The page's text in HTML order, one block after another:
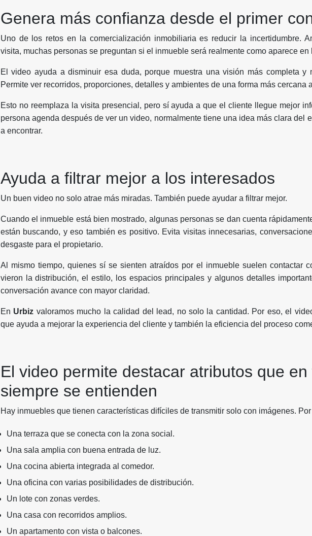
Genera más confianza desde el primer
Uno de los retos en la comercialización inmobiliaria es reducir la incertidumbre.
visita, muchas personas se preguntan si el inmueble será realmente como aparece en
El video ayuda a disminuir esa duda, porque muestra una visión más completa y
Permite ver recorridos, proporciones, detalles y ambientes de una forma más cercana
Esto no reemplaza la visita presencial, pero sí ayuda a que el cliente llegue mejor
persona agenda después de ver un video, normalmente tiene una idea más clara del
a encontrar.
Ayuda a filtrar mejor a los interesados
Un buen video no solo atrae más miradas. También puede ayudar a filtrar mejor.
Cuando el inmueble está bien mostrado, algunas personas se dan cuenta
están buscando, y eso también es positivo. Evita visitas innecesarias,
desgaste para el propietario.
Al mismo tiempo, quienes sí se sienten atraídos por el inmueble suelen contactar
vieron la distribución, el estilo, los espacios principales y algunos detalles
conversación avance con mayor claridad.
En Urbiz valoramos mucho la calidad del lead, no solo la cantidad. Por eso, el
que ayuda a mejorar la experiencia del cliente y también la eficiencia del proceso
El video permite destacar atributos que en
siempre se entienden
Hay inmuebles que tienen características difíciles de transmitir solo con imágenes.
Una terraza que se conecta con la zona social.
Una sala amplia con buena entrada de luz.
Una cocina abierta integrada al comedor.
Una oficina con varias posibilidades de distribución.
Un lote con zonas verdes.
Una casa con recorridos amplios.
Un apartamento con vista o balcones.